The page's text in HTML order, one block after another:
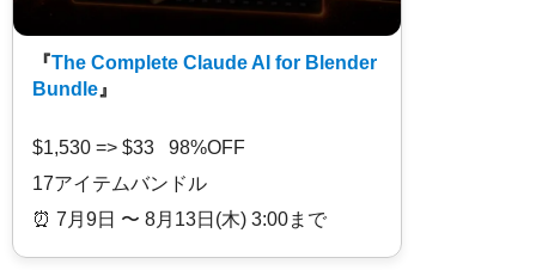
『The Complete Claude AI for Blender
Bundle 』
$1,530 => $33 98%OFF
17アイテムバンドル
⏰️ 7月9日 〜 8月13日(木) 3:00まで